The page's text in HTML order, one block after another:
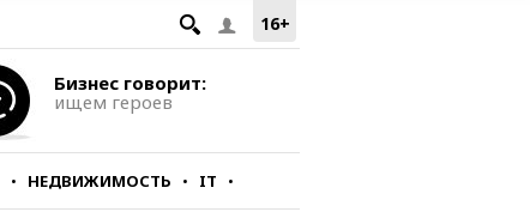
16+
Бизнес говорит:
ищем героев
НЕДВИЖИМОСТЬ IT